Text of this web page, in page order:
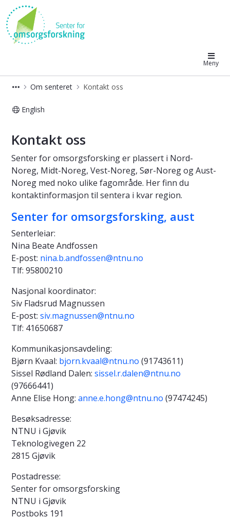
Senter for omsorgsforskning
Meny
Om senteret Kontakt oss
English
Kontakt oss
Senter for omsorgsforsking er plassert i Nord-
Noreg, Midt-Noreg, Vest-Noreg, Sør-Noreg og Aust-
Noreg med noko ulike fagområde. Her finn du
kontaktinformasjon til sentera i kvar region.
Senter for omsorgsforsking, aust
Senterleiar:
Nina Beate Andfossen
E-post: nina.b.andfossen@ntnu.no
Tlf: 95800210
Nasjonal koordinator:
Siv Fladsrud Magnussen
E-post: siv.magnussen@ntnu.no
Tlf: 41650687
Kommunikasjonsavdeling:
Bjørn Kvaal: bjorn.kvaal@ntnu.no (91743611)
Sissel Rødland Dalen: sissel.r.dalen@ntnu.no
(97666441)
Anne Elise Hong: anne.e.hong@ntnu.no (97474245)
Besøksadresse:
NTNU i Gjøvik
Teknologivegen 22
2815 Gjøvik
Postadresse:
Senter for omsorgsforsking
NTNU i Gjøvik
Postboks 191